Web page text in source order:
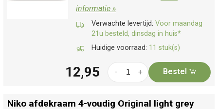
informatie »
Verwachte levertijd: Voor maandag
21u besteld, dinsdag in huis*
Huidige voorraad: 11 stuk(s)
12,95 +
- Bestel
Niko afdekraam 4-voudig Original light grey